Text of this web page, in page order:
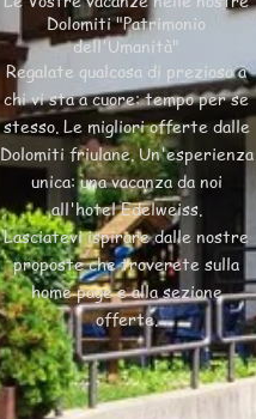
Dolomiti "Patrimonio
dell'Umanità"
Regalate qualcosa di prezioso a
chi vi sta a cuore: tempo per se
stesso. Le migliori offerte dalle
Dolomiti friulane. Un'esperienza
unica: una vacanza da noi
all'hotel Edelweiss.
Lasciatevi ispirare dalle nostre
proposte che troverete sulla
home page e alla sezione
offerte.